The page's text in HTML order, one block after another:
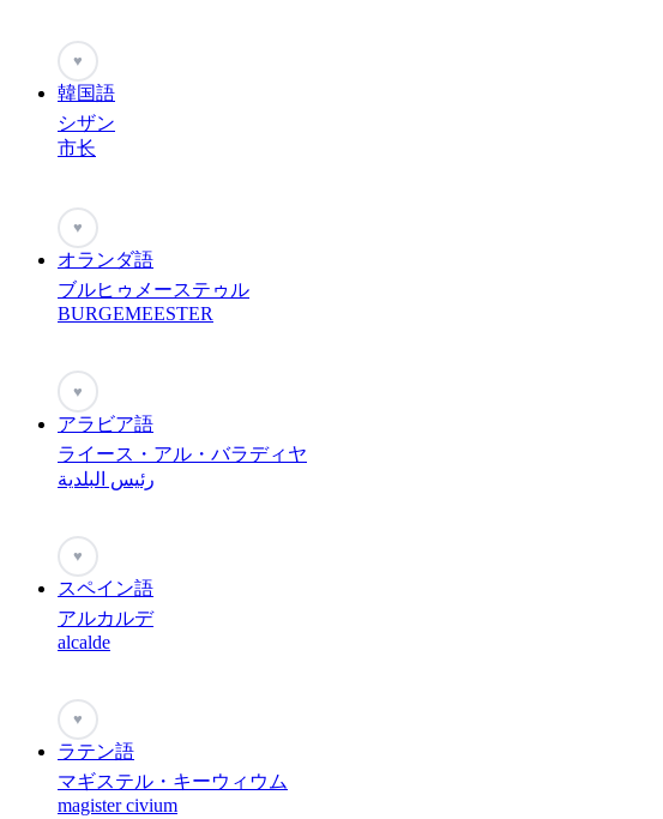
♥
韓国語
シザン
市长
♥
オランダ語
ブルヒゥメーステゥル
BURGEMEESTER
♥
アラビア語
ライース・アル・バラディヤ
رئيس البلدية
♥
スペイン語
アルカルデ
alcalde
♥
ラテン語
マギステル・キーウィウム
magister civium